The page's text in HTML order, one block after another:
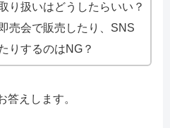
り扱いはどうしたらいい？
売会で販売したり、SNS
りするのはNG？
答えします。